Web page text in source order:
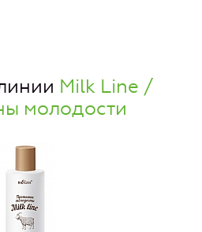
Milk Line /
молодости